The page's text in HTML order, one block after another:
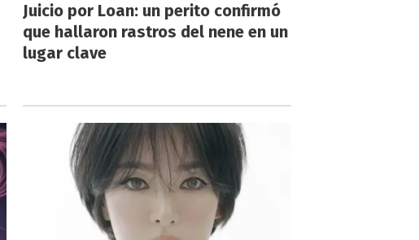
Juicio por Loan: un perito confirmó
que hallaron rastros del nene en un
lugar clave